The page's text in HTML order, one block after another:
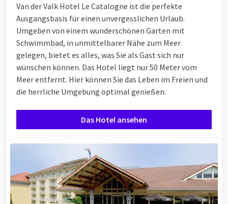
Van der Valk Hotel Le Catalogne ist die perfekte
Ausgangsbasis für einen unvergesslichen Urlaub.
Umgeben von einem wunderschönen Garten mit
Schwimmbad, in unmittelbarer Nähe zum Meer
gelegen, bietet es alles, was Sie als Gast sich nur
wünschen können. Das Hotel liegt nur 50 Meter vom
Meer entfernt. Hier können Sie das Leben im Freien und
die herrliche Umgebung optimal genießen.
Das Hotel ansehen